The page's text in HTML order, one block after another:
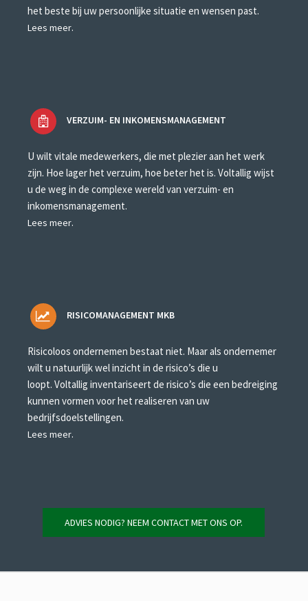
het beste bij uw persoonlijke situatie en wensen past.
Lees meer.
VERZUIM- EN INKOMENSMANAGEMENT
U wilt vitale medewerkers, die met plezier aan het werk
zijn. Hoe lager het verzuim, hoe beter het is. Voltallig wijst
u de weg in de complexe wereld van verzuim- en
inkomensmanagement.
Lees meer.
RISICOMANAGEMENT MKB
Risicoloos ondernemen bestaat niet. Maar als ondernemer
wilt u natuurlijk wel inzicht in de risico’s die u
loopt. Voltallig inventariseert de risico’s die een bedreiging
kunnen vormen voor het realiseren van uw
bedrijfsdoelstellingen.
Lees meer.
ADVIES NODIG? NEEM CONTACT MET ONS OP.